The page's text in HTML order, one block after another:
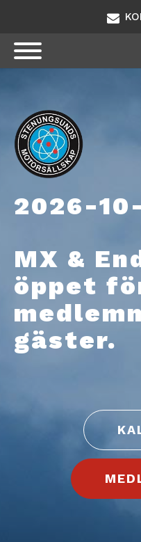
2026-
MX &
öppet
gäster.